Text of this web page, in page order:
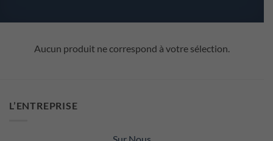
Aucun produit ne correspond à votre sélection.
L’ENTREPRISE
Sur Nous